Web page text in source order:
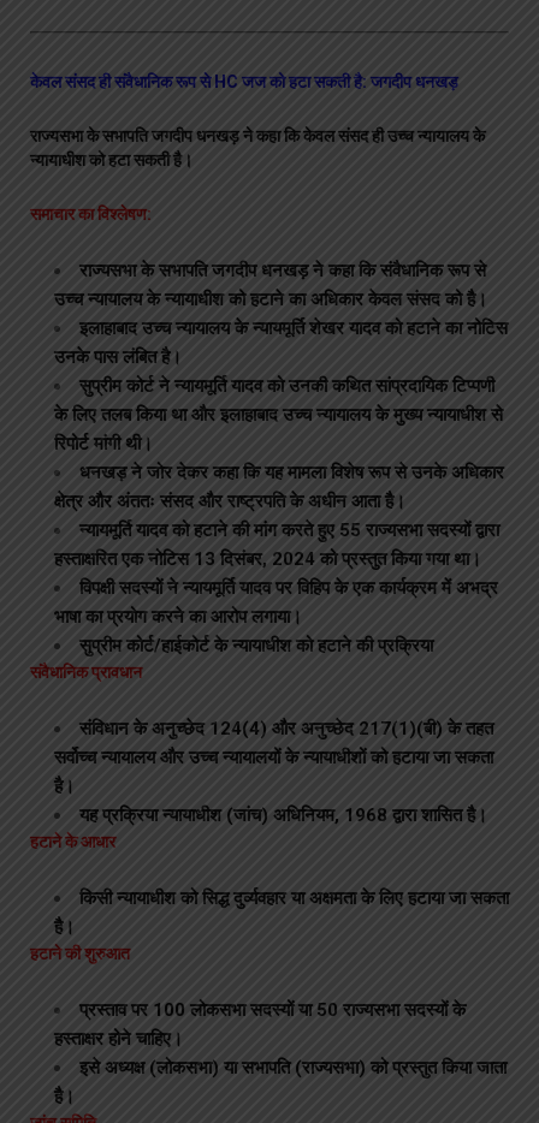
केवल संसद ही संवैधानिक रूप से HC जज को हटा सकती है: जगदीप धनखड़
राज्यसभा के सभापति जगदीप धनखड़ ने कहा कि केवल संसद ही उच्च न्यायालय के
न्यायाधीश को हटा सकती है।
समाचार का विश्लेषण:
राज्यसभा के सभापति जगदीप धनखड़ ने कहा कि संवैधानिक रूप से
उच्च न्यायालय के न्यायाधीश को हटाने का अधिकार केवल संसद को है।
इलाहाबाद उच्च न्यायालय के न्यायमूर्ति शेखर यादव को हटाने का नोटिस
उनके पास लंबित है।
सुप्रीम कोर्ट ने न्यायमूर्ति यादव को उनकी कथित सांप्रदायिक टिप्पणी
के लिए तलब किया था और इलाहाबाद उच्च न्यायालय के मुख्य न्यायाधीश से
रिपोर्ट मांगी थी।
धनखड़ ने जोर देकर कहा कि यह मामला विशेष रूप से उनके अधिकार
क्षेत्र और अंततः संसद और राष्ट्रपति के अधीन आता है।
न्यायमूर्ति यादव को हटाने की मांग करते हुए 55 राज्यसभा सदस्यों द्वारा
हस्ताक्षरित एक नोटिस 13 दिसंबर, 2024 को प्रस्तुत किया गया था।
विपक्षी सदस्यों ने न्यायमूर्ति यादव पर विहिप के एक कार्यक्रम में अभद्र
भाषा का प्रयोग करने का आरोप लगाया।
सुप्रीम कोर्ट/हाईकोर्ट के न्यायाधीश को हटाने की प्रक्रिया
संवैधानिक प्रावधान
संविधान के अनुच्छेद 124(4) और अनुच्छेद 217(1)(बी) के तहत
सर्वोच्च न्यायालय और उच्च न्यायालयों के न्यायाधीशों को हटाया जा सकता
है।
यह प्रक्रिया न्यायाधीश (जांच) अधिनियम, 1968 द्वारा शासित है।
हटाने के आधार
किसी न्यायाधीश को सिद्ध दुर्व्यवहार या अक्षमता के लिए हटाया जा सकता
है।
हटाने की शुरुआत
प्रस्ताव पर 100 लोकसभा सदस्यों या 50 राज्यसभा सदस्यों के
हस्ताक्षर होने चाहिए।
इसे अध्यक्ष (लोकसभा) या सभापति (राज्यसभा) को प्रस्तुत किया जाता
है।